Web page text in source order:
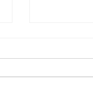
Πρόγραμμα